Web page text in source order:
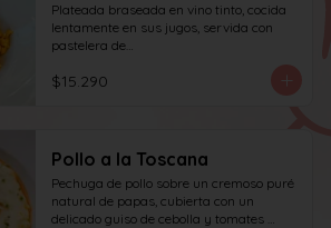
Plateada braseada en vino tinto, cocida
lentamente en sus jugos, servida con
pastelera de
$15.290
Pollo a la Toscana
Pechuga de pollo sobre un cremoso puré
natural de papas, cubierta con un
delicado guiso de cebolla y tomates